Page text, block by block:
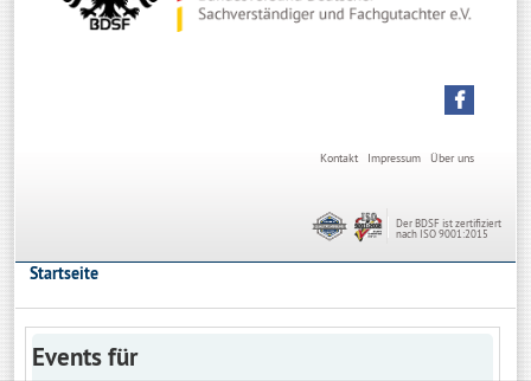
Über uns
Impressum
Kontakt
Der BDSF ist zertifiziert
nach ISO 9001:2015
Startseite
Events für